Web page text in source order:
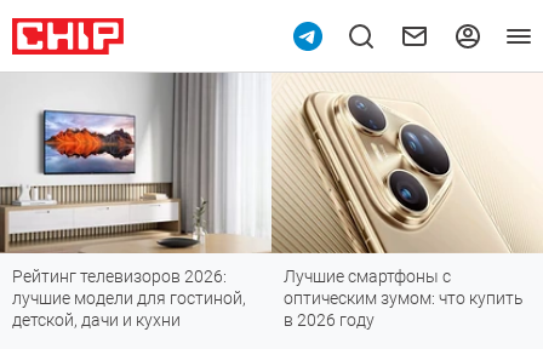
Рейтинг телевизоров 2026:
лучшие модели для гостиной,
детской, дачи и кухни
Лучшие смартфоны с
оптическим зумом: что купить
в 2026 году